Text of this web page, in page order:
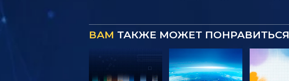
ВАМ ТАКЖЕ МОЖЕТ ПОНРАВИТЬСЯ